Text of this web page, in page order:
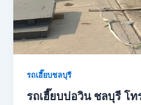
รถเฮี๊ยบชลบุรี
รถเฮี๊ยบบ่อวิน ชลบุรี โ